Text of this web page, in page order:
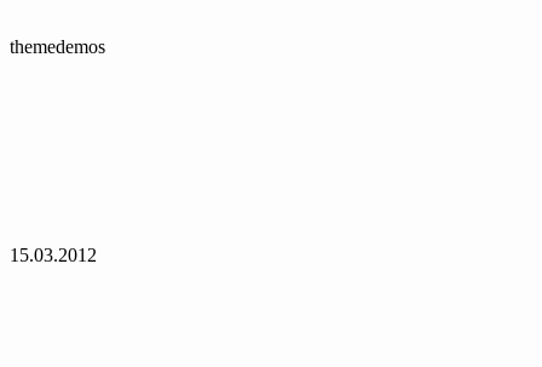
themedemos
15.03.2012